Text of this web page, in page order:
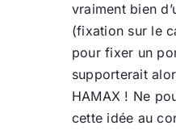
vraiment bien
(fixation sur le
pour fixer un
supporterait
HAMAX ! Ne
cette idée au